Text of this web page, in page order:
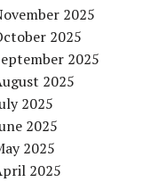
2025
2025
2025
2025
2025
2025
2025
2025